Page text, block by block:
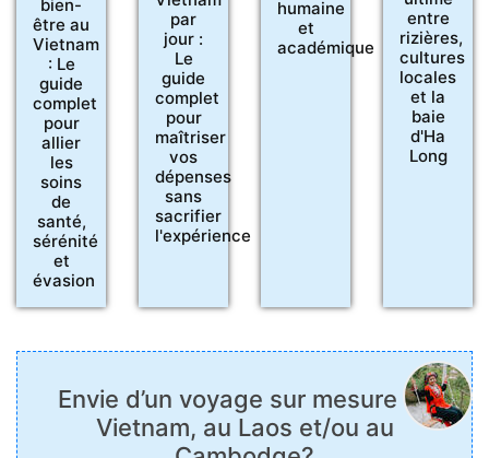
bien-
être au
Vietnam
: Le
guide
complet
pour
allier
les
soins
de
santé,
sérénité
et
évasion
par
jour :
Le
guide
complet
pour
maîtriser
vos
dépenses
sans
sacrifier
l'expérience
humaine
et
académique
entre
rizières,
cultures
locales
et la
baie
d'Ha
Long
Envie d’un voyage sur mesure au
Vietnam, au Laos et/ou au